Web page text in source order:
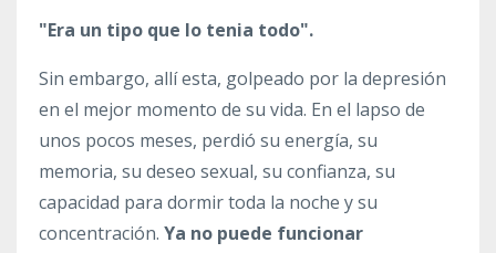
"Era un tipo que lo tenia todo".
Sin embargo, allí esta, golpeado por la depresión
en el mejor momento de su vida. En el lapso de
unos pocos meses, perdió su energía, su
memoria, su deseo sexual, su confianza, su
capacidad para dormir toda la noche y su
concentración. Ya no puede funcionar